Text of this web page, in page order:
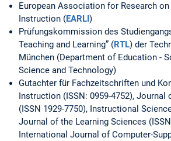
European Association for Research on
Instruction (EARLI)
Prüfungskommission des
Teaching and Learning” (RTL) der
München (Department of Education -
Science and Technology)
Gutachter für Fachzeitschriften und
Instruction (ISSN: 0959-4752), Journal
(ISSN 1929-7750), Instructional
Journal of the Learning Sciences
International Journal of Computer-